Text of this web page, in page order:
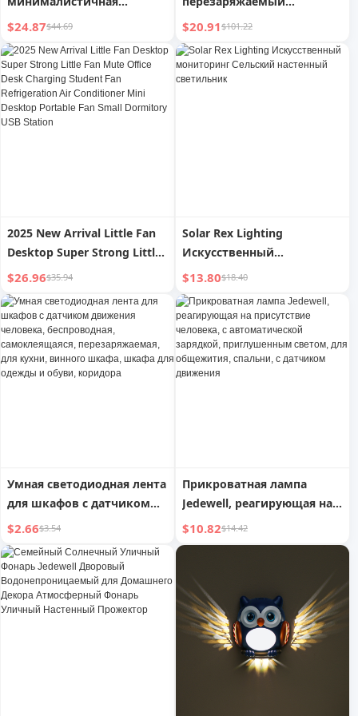
светодиодная наружная
настенная лампа с
креативной
индивидуальностью
$24.87$44.69
настенный светильник с
дистанционным
управлением и тремя
цветовыми
$20.91$101.22
2025 New Arrival Little Fan
Desktop Super Strong Little
Fan Mute Office Desk
Charging Student Fan
Refrigeration Air Conditioner
Mini Desktop Portable Fan
Small Dormitory USB Station
$26.96$35.94
Solar Rex Lighting
Искусственный
мониторинг Сельский
настенный светильник
$13.80$18.40
Умная светодиодная лента
для шкафов с датчиком
движения человека,
беспроводная,
самоклеящаяся,
перезаряжаемая, для
кухни, винного шкафа,
шкафа для одежды и
$2.66$3.54
Прикроватная лампа
Jedewell, реагирующая на
присутствие человека, с
автоматической
спальни, с датчиком
движения
$10.82$14.42